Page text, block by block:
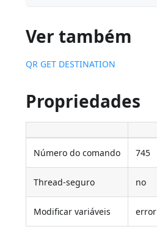
Ver também
QR GET DESTINATION
Propriedades
Número do comando 745
Thread-seguro no
Modificar variáveis error